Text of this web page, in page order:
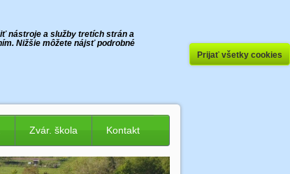
Zvár. škola Kontakt
nástroje a služby tretích strán a
Nižšie môžete nájsť podrobné
Prijať všetky cookies